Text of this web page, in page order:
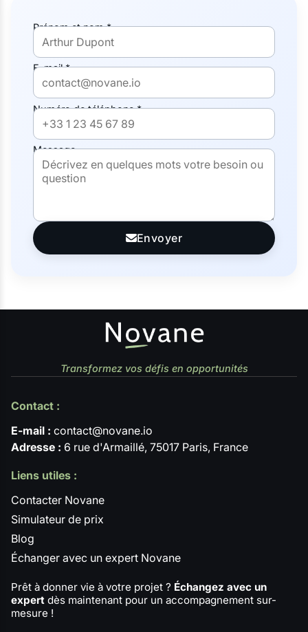
Prénom et nom *
E-mail *
Numéro de téléphone *
Message
Envoyer
Transformez vos défis en opportunités
Contact :
E-mail : contact@novane.io
Adresse : 6 rue d'Armaillé, 75017 Paris, France
Liens utiles :
Contacter Novane
Simulateur de prix
Blog
Échanger avec un expert Novane
Prêt à donner vie à votre projet ? Échangez avec un
expert dès maintenant pour un accompagnement sur-
mesure !